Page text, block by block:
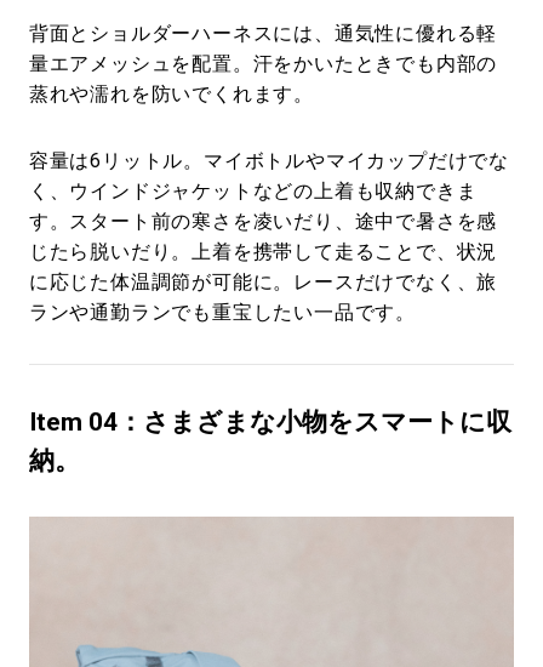
背面とショルダーハーネスには、通気性に優れる軽
量エアメッシュを配置。汗をかいたときでも内部の
蒸れや濡れを防いでくれます。
容量は6リットル。マイボトルやマイカップだけでな
く、ウインドジャケットなどの上着も収納できま
す。スタート前の寒さを凌いだり、途中で暑さを感
じたら脱いだり。上着を携帯して走ることで、状況
に応じた体温調節が可能に。レースだけでなく、旅
ランや通勤ランでも重宝したい一品です。
Item 04：さまざまな小物をスマートに収
納。